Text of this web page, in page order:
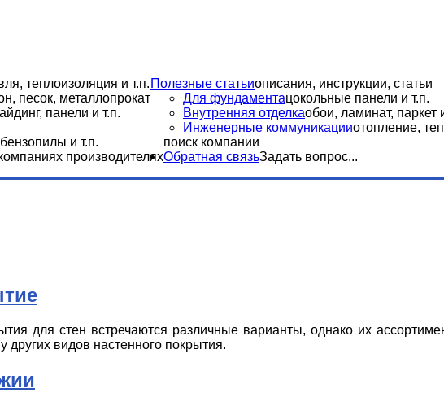
Полезные статьиописания, инструкции, статьи
теплоизоляция и т.п.
песок, металлопрокат
панели и т.п.
Для фундаментацокольные панели и т.п.
Внутренняя отделкаобои, ламинат, паркет
Инженерные коммуникацииотопление,
и т.п.
производителях
поиск компании
Обратная связьЗадать вопрос...
для стен встречаются различные варианты, однако их
других видов настенного покрытия.